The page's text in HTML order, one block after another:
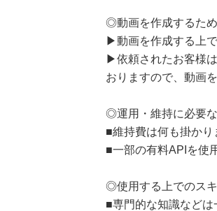
◎動画を作成するた
▶動画を作成する上
▶依頼されたお客様
おりますので、動画
◎運用・維持に必要
■維持費は何も掛かり
■一部の有料APIを使
◎使用する上でのス
■専門的な知識などは